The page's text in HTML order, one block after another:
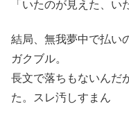
「いたのが見えた、い
結局、無我夢中で払い
ガクブル。
長文で落ちもないんだ
た。スレ汚しすまん